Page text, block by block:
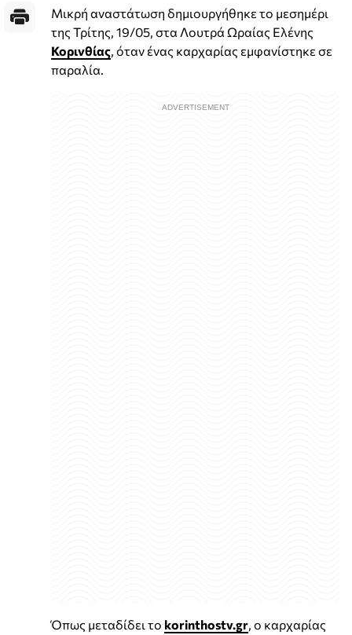
Μικρή αναστάτωση δημιουργήθηκε το μεσημέρι
της Τρίτης, 19/05, στα Λουτρά Ωραίας Ελένης
Κορινθίας, όταν ένας καρχαρίας εμφανίστηκε σε
παραλία.
Όπως μεταδίδει το korinthostv.gr, ο καρχαρίας